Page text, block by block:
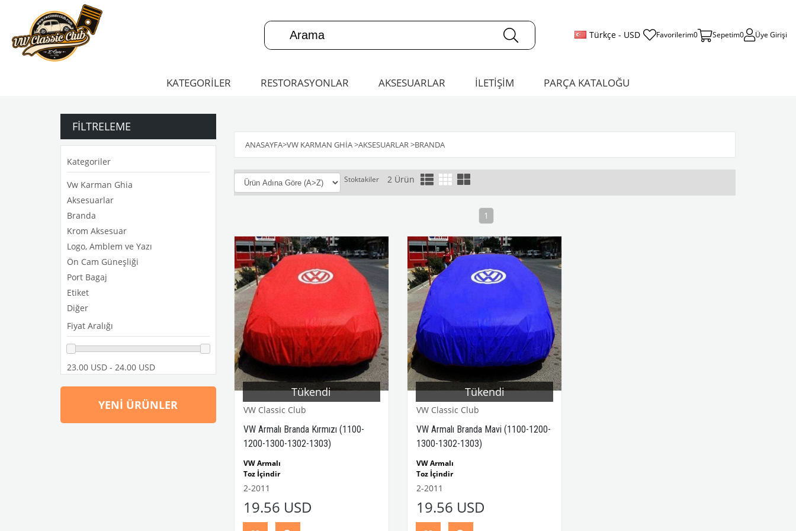
Türkçe - USD Favorilerim0 Sepetim0 Üye Girişi
KATEGORİLER RESTORASYONLAR AKSESUARLAR İLETİŞİM PARÇA KATALOĞU
FILTRELEME
Kategoriler
Vw Karman Ghia
Aksesuarlar
Branda
Krom Aksesuar
Logo, Amblem ve Yazı
Ön Cam Güneşliği
Port Bagaj
Etiket
Diğer
Fiyat Aralığı
23.00 USD - 24.00 USD
YENI ÜRÜNLER
ANASAYFA>VW KARMAN GHIA>AKSESUARLAR>BRANDA
Stoktakiler 2 Ürün
1
Tükendi
VW Classic Club
VW Armalı Branda Kırmızı (1100-
1200-1300-1302-1303)
VW Armalı
Toz İçindir
Yağmura Dayanıklı Değildir
2-2011
19.56 USD
Tükendi
VW Classic Club
VW Armalı Branda Mavi (1100-1200-
1300-1302-1303)
VW Armalı
Toz İçindir
Yağmura Dayanıklı Değildir
2-2011
19.56 USD